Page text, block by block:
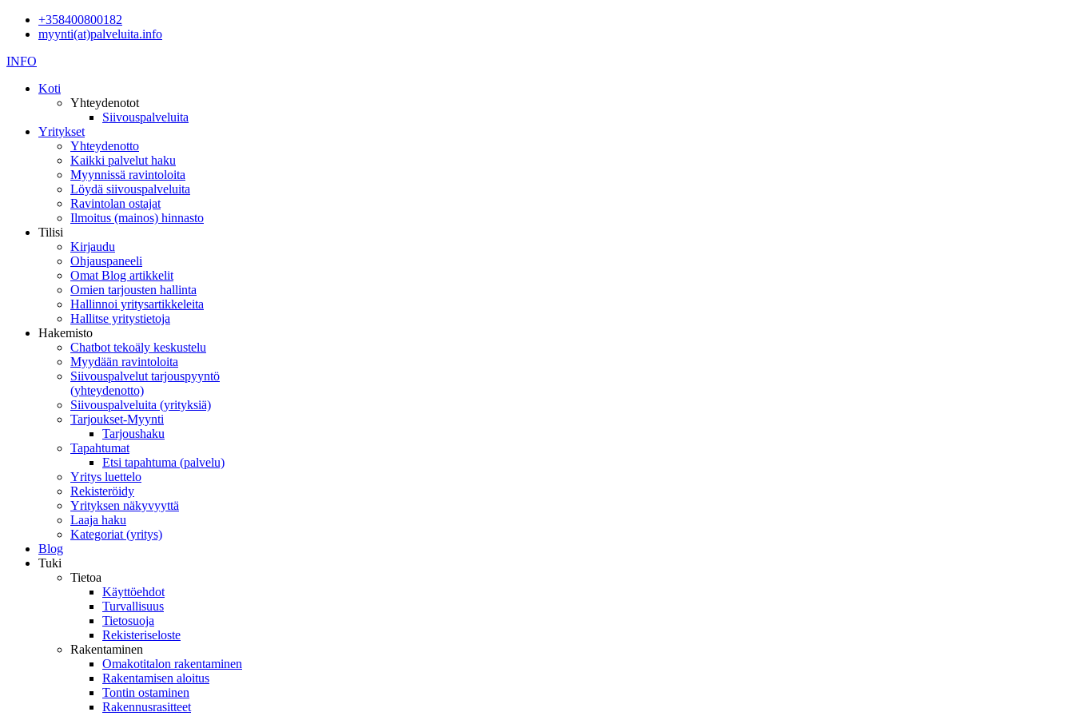
+358400800182
myynti(at)palveluita.info
INFO
Koti
Yhteydenotot
Siivouspalveluita
Yritykset
Yhteydenotto
Kaikki palvelut haku
Myynnissä ravintoloita
Löydä siivouspalveluita
Ravintolan ostajat
Ilmoitus (mainos) hinnasto
Tilisi
Kirjaudu
Ohjauspaneeli
Omat Blog artikkelit
Omien tarjousten hallinta
Hallinnoi yritysartikkeleita
Hallitse yritystietoja
Hakemisto
Chatbot tekoäly keskustelu
Myydään ravintoloita
Siivouspalvelut tarjouspyyntö
(yhteydenotto)
Siivouspalveluita (yrityksiä)
Tarjoukset-Myynti
Tarjoushaku
Tapahtumat
Etsi tapahtuma (palvelu)
Yritys luettelo
Rekisteröidy
Yrityksen näkyvyyttä
Laaja haku
Kategoriat (yritys)
Blog
Tuki
Tietoa
Käyttöehdot
Turvallisuus
Tietosuoja
Rekisteriseloste
Rakentaminen
Omakotitalon rakentaminen
Rakentamisen aloitus
Tontin ostaminen
Rakennusrasitteet